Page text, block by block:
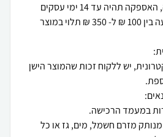
או דרומית לצומת הערבה, האספקה תהיה עד 14 ימי עסקים
ותירש תוספת תשלום שנעה בין 100 ₪ ל- 350 ₪ תלוי במוצר
יש ללקוח זכות שהמוצר הישן
מזרם חשמל, מים, גז או כל